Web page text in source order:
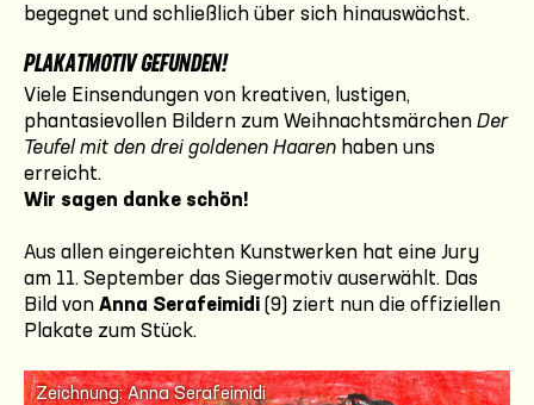
begegnet und schließlich über sich hinauswächst.
PLAKATMOTIV GEFUNDEN!
Viele Einsendungen von kreativen, lustigen,
phantasievollen Bildern zum Weihnachtsmärchen Der
Teufel mit den drei goldenen Haaren haben uns
erreicht.
Wir sagen danke schön!
Aus allen eingereichten Kunstwerken hat eine Jury
am 11. September das Siegermotiv auserwählt. Das
Bild von Anna Serafeimidi (9) ziert nun die offiziellen
Plakate zum Stück.
Zeichnung: Anna Serafeimidi